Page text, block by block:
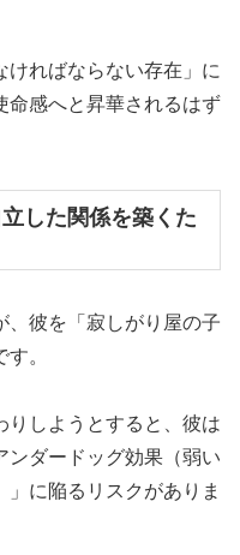
ければならない存在」に
命感へと昇華されるはず
した関係を築くた
、彼を「寂しがり屋の子
。
りしようとすると、彼は
ンダードッグ効果（弱い
」に陥るリスクがありま